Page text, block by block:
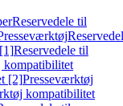
Reservedele til
Reservedele til
kompatibilitet
[2]Presseværktøj
kompatibilitet